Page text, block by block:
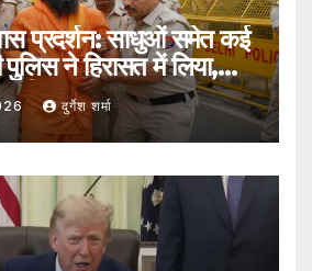
प्रदर्शन: साधुओं समेत कई
पुलिस ने हिरासत में लिया,
दुर्गेश शर्मा